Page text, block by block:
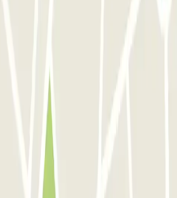
mon vehicule donc rendez vous
réclame 10€ au moment de récupérer mes
en Lisboa
de Lisboa
Braga
Lisboa - coberto